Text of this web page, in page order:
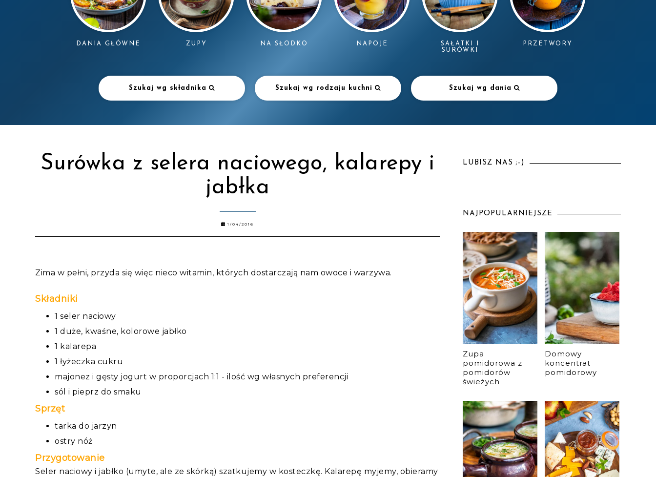
DANIA GŁÓWNE ZUPY NA SŁODKO NAPOJE
SAŁATKI I
SURÓWKI
PRZETWORY
Szukaj wg składnika Szukaj wg rodzaju kuchni Szukaj wg dania
Surówka z selera naciowego, kalarepy i
jabłka
1/04/2016
Zima w pełni, przyda się więc nieco witamin, których dostarczają nam owoce i warzywa.
Składniki
1 seler naciowy
1 duże, kwaśne, kolorowe jabłko
1 kalarepa
1 łyżeczka cukru
majonez i gęsty jogurt w proporcjach 1:1 - ilość wg własnych preferencji
sól i pieprz do smaku
Sprzęt
tarka do jarzyn
ostry nóż
Przygotowanie
Seler naciowy i jabłko (umyte, ale ze skórką) szatkujemy w kosteczkę. Kalarepę myjemy, obieramy
LUBISZ NAS ;-)
NAJPOPULARNIEJSZE
Zupa
pomidorowa z
pomidorów
świeżych
Domowy
koncentrat
pomidorowy